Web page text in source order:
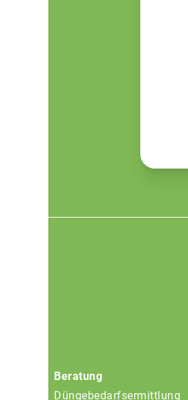
Beratung
Düngebedarfsermittlung